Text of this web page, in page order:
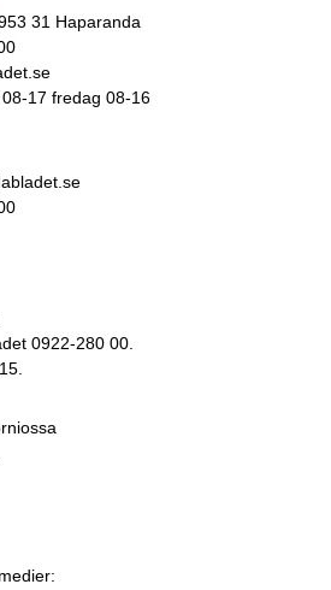
31 Haparanda
17 fredag 08-16
0922-280 00.